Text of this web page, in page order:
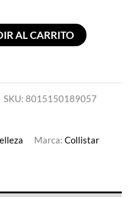
AL CARRITO
SKU: 8015150189057
Marca: Collistar